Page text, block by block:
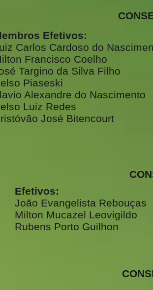
Efetivos:
Carlos Cardoso do
Francisco Coelho
Targino da Silva Filho
Piaseski
Alexandre do Nascimento
Luiz Redes
José Bitencourt
Efetivos:
João Evangelista Rebouças
Milton Mucazel Leovigildo
Rubens Porto Guilhon
CONSELHO